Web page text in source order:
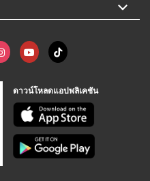
ดาวน์โหลดแอปพลิเคชัน